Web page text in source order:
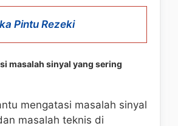
Pintu Rezeki
masalah sinyal yang sering
mengatasi masalah sinyal
masalah teknis di